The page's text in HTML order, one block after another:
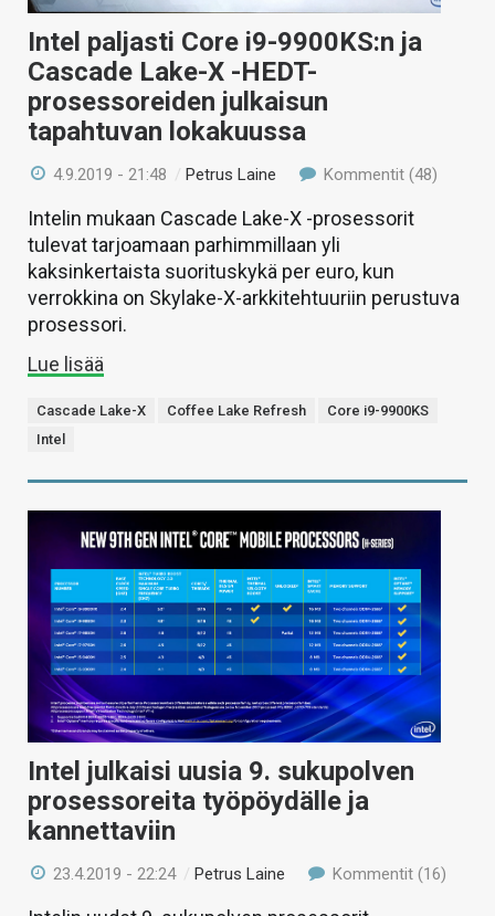
Intel paljasti Core i9-9900KS:n ja
Cascade Lake-X -HEDT-
prosessoreiden julkaisun
tapahtuvan lokakuussa
4.9.2019 - 21:48 /Petrus Laine Kommentit (48)
Intelin mukaan Cascade Lake-X -prosessorit
tulevat tarjoamaan parhimmillaan yli
kaksinkertaista suorituskykä per euro, kun
verrokkina on Skylake-X-arkkitehtuuriin perustuva
prosessori.
Lue lisää
Cascade Lake-X Coffee Lake Refresh
Core i9-9900KS
Intel
Intel julkaisi uusia 9. sukupolven
prosessoreita työpöydälle ja
kannettaviin
23.4.2019 - 22:24 /Petrus Laine Kommentit (16)